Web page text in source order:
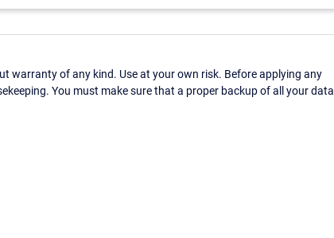
warranty of any kind. Use at your own risk. Before applying any
You must make sure that a proper backup of all your data